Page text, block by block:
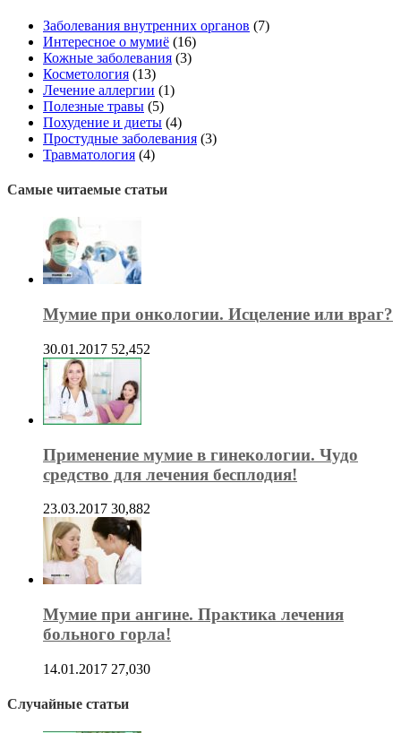
Заболевания внутренних органов (7)
Интересное о мумиё (16)
Кожные заболевания (3)
Косметология (13)
Лечение аллергии (1)
Полезные травы (5)
Похудение и диеты (4)
Простудные заболевания (3)
Травматология (4)
Самые читаемые статьи
Мумие при онкологии. Исцеление или враг?
30.01.2017 52,452
Применение мумие в гинекологии. Чудо
средство для лечения бесплодия!
23.03.2017 30,882
Мумие при ангине. Практика лечения
больного горла!
14.01.2017 27,030
Случайные статьи